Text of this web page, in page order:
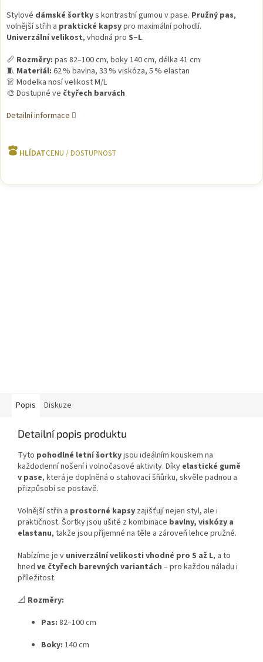
Stylové dámské šortkys kontrastní gumou v pase. Pružný pas,
volnější střih a praktické kapsypro maximální pohodlí.
Univerzální velikost, vhodná pro S–L.
📏 Rozměry: pas 82–100 cm, boky 140 cm, délka 41 cm
🧵 Materiál: 62 % bavlna, 33 % viskóza, 5 % elastan
👗 Modelka nosí velikost M/L
🎨 Dostupné ve čtyřech barvách
Detailní informace
HLÍDAT
Popis Diskuze
Detailní popis produktu
Tyto pohodlné letní šortkyjsou ideálním kouskem na
každodenní nošení i volnočasové aktivity. Díky elastické gumě
v pase, která je doplněná o stahovací šňůrku, skvěle padnou a
přizpůsobí se postavě.
Volnější střih a prostorné kapsy zajišťují nejen styl, ale i
praktičnost. Šortky jsou ušité z kombinace bavlny, viskózy a
elastanu, takže jsou příjemné na těle a zároveň lehce pružné.
Nabízíme je v univerzální velikosti vhodné pro S až L, a to
hned ve čtyřech barevných variantách – pro každou náladu i
příležitost.
📐 Rozměry:
Pas: 82–100 cm
Boky: 140 cm